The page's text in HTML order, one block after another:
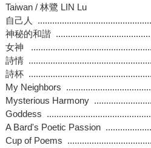
Taiwan / 林鷺 LIN Lu
自己人
神秘的和諧
女神
詩情
詩杯
My Neighbors
Mysterious Harmony
Goddess
A Bard's Poetic Passion
Cup of Poems